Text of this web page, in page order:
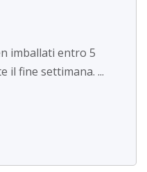
imballati entro 5
il fine settimana. ...